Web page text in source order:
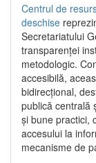
Centrul de
deschise
Secretariatului
transparenței
metodologic.
accesibilă,
bidirecțional,
publică centrală
și bune practici,
accesului la
mecanisme de